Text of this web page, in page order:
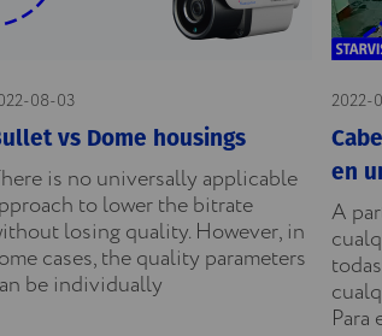
08-03
vs Dome housings
is no universally applicable
to lower the bitrate
losing quality. However, in
cases, the quality parameters
be individually
2022-
en
A
Para